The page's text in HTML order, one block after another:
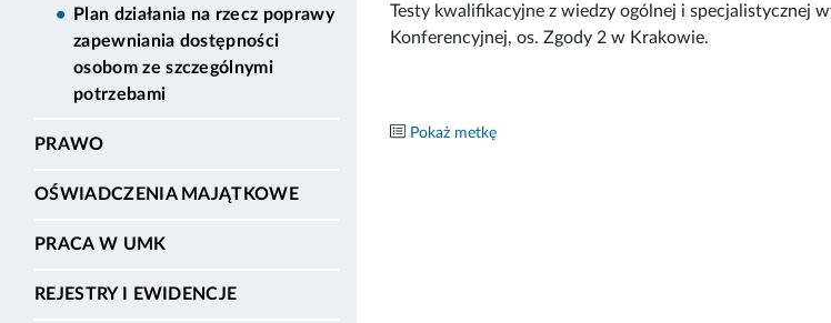
Plan działania na rzecz poprawy
zapewniania dostępności
osobom ze szczególnymi
potrzebami
PRAWO
OŚWIADCZENIA MAJĄTKOWE
PRACA W UMK
REJESTRY I EWIDENCJE
Testy kwalifikacyjne z wiedzy ogólnej i specjalistycznej
Konferencyjnej, os. Zgody 2 w Krakowie.
Pokaż metkę